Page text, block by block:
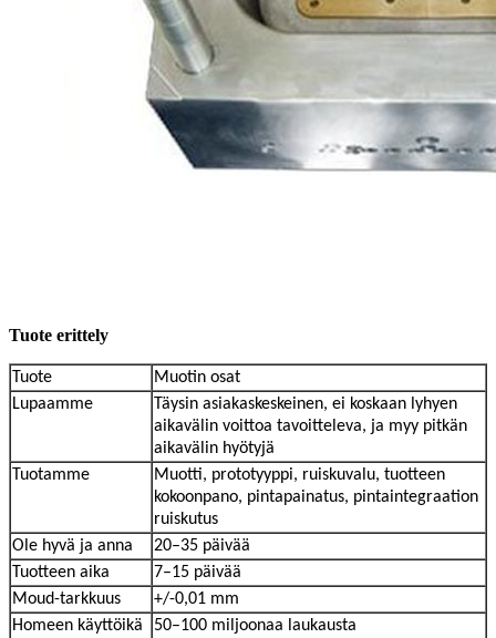
Tuote erittely
Tuote
Muotin osat
Lupaamme
Täysin asiakaskeskeinen, ei koskaan lyhyen
aikavälin voittoa tavoitteleva, ja myy pitkän
aikavälin hyötyjä
Tuotamme
Muotti, prototyyppi, ruiskuvalu, tuotteen
kokoonpano, pintapainatus, pintaintegraation
ruiskutus
Ole hyvä ja anna
20–35 päivää
Tuotteen aika
7–15 päivää
Moud-tarkkuus
+/-0,01 mm
Homeen käyttöikä
50–100 miljoonaa laukausta